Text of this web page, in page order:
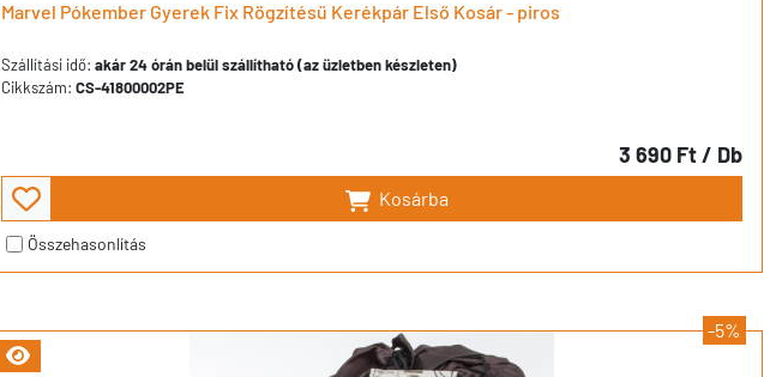
Marvel Pókember Gyerek Fix Rögzítésű Kerékpár Első Kosár - piros
Szállítási idő: akár 24 órán belül szállítható (az üzletben készleten)
Cikkszám: CS-41800002PE
3 690 Ft/ Db
Kosárba
Összehasonlítás
-5%